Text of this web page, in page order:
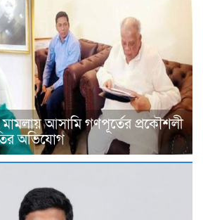
আসামি গণপূর্তের প্রকৌশলী
অভিযোগ